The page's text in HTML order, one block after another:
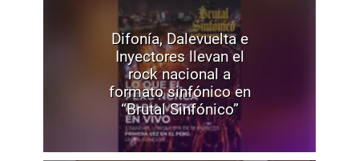
Difonía, Dalevuelta e
Inyectores llevan el
rock nacional a
formato sinfónico en
“Brutal Sinfónico”